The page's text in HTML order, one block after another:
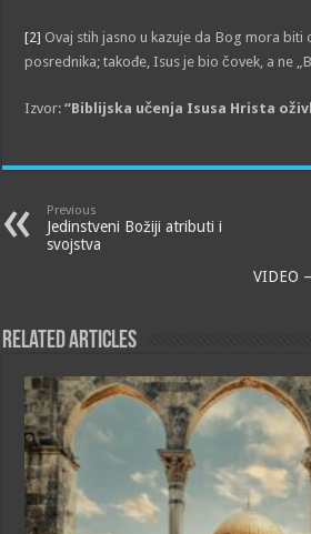
[2] Ovaj stih jasno u kazuje da Bog mora biti
posrednika; takođe, Isus je bio čovek, a ne
Izvor:“Biblijska učenja Isusa Hrista
Previous
Jedinstveni Božiji atributi i
svojstva
VIDEO
Related Articles